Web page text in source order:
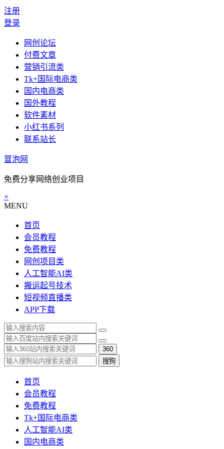
注册
登录
网创论坛
付费文章
营销引流类
Tk+国际电商类
国内电商类
国外教程
软件素材
小红书系列
联系站长
冒泡网
免费分享网络创业项目
×
MENU
首页
会员教程
免费教程
网创项目类
人工智能AI类
搬运起号技术
短视频直播类
APP下载
360
搜狗
首页
会员教程
免费教程
Tk+国际电商类
人工智能AI类
国内电商类